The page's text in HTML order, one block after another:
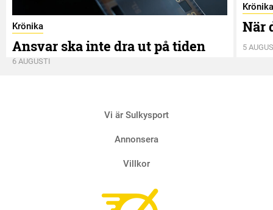
Krönika
Ansvar ska inte dra ut på tiden
6 AUGUSTI
Krönika
När
5
Vi är Sulkysport
Annonsera
Villkor